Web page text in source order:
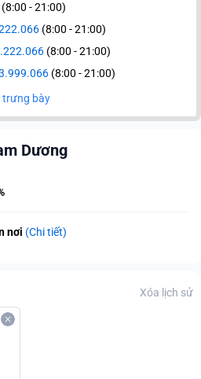
(8:00 - 21:00)
(8:00 - 21:00)
(8:00 - 21:00)
(8:00 - 21:00)
trưng bày
Dương
nơi (Chi tiết)
Xóa lịch sử